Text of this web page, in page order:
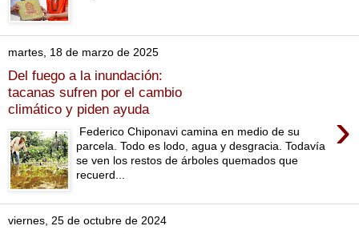
martes, 18 de marzo de 2025
Del fuego a la inundación:
tacanas sufren por el cambio
climático y piden ayuda
›
Federico Chiponavi camina en medio de su
parcela. Todo es lodo, agua y desgracia. Todavía
se ven los restos de árboles quemados que
recuerd...
viernes, 25 de octubre de 2024